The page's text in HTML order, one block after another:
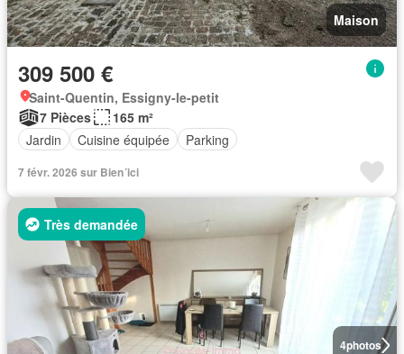
Maison
309 500 €
Saint-Quentin, Essigny-le-petit
7 Pièces
165 m²
Jardin
Cuisine équipée Parking
7 févr. 2026 sur Bien´ici
4photos
Très demandée